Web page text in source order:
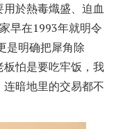
於熱毒熾盛、迫血
早在1993年就明令
是明确把犀角除
怕是要吃牢饭，我
暗地里的交易都不